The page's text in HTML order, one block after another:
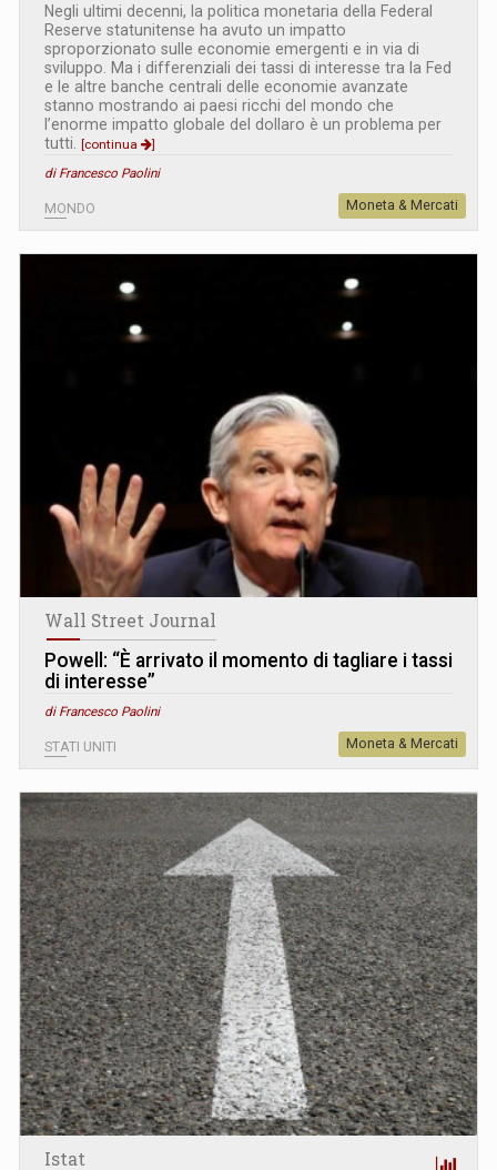
Negli ultimi decenni, la politica monetaria della Federal
Reserve statunitense ha avuto un impatto
sproporzionato sulle economie emergenti e in via di
sviluppo. Ma i differenziali dei tassi di interesse tra la Fed
e le altre banche centrali delle economie avanzate
stanno mostrando ai paesi ricchi del mondo che
l’enorme impatto globale del dollaro è un problema per
tutti. [continua
]
di Francesco Paolini
MONDO Moneta & Mercati
Wall Street Journal
Powell: “È arrivato il momento di tagliare i tassi
di interesse”
di Francesco Paolini
STATI UNITI Moneta & Mercati
Istat